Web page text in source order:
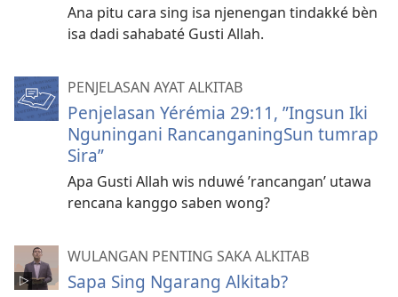
Ana pitu cara sing isa njenengan tindakké bèn
isa dadi sahabaté Gusti Allah.
PENJELASAN AYAT ALKITAB
Penjelasan Yérémia 29:11, ”Ingsun Iki
Nguningani RancanganingSun tumrap
Sira”
Apa Gusti Allah wis nduwé ’rancangan’ utawa
rencana kanggo saben wong?
WULANGAN PENTING SAKA ALKITAB
Sapa Sing Ngarang Alkitab?